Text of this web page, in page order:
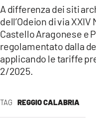
CATANZAROCHANNEL.IT
LACAPITALENEWS.IT
App
TAG REGGIO CALABRIA
A differenza dei siti
dell’Odeion di via XXIV
Castello Aragonese e
regolamentato dalla
applicando le tariffe
2/2025.